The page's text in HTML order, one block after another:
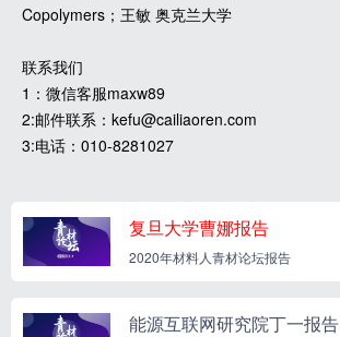
Copolymers；王敏 奥克兰大学
联系我们
1：微信客服maxw89
2:邮件联系：kefu@cailiaoren.com
3:电话：010-8281027
复旦大学曹娜报告
2020年材料人青材论坛报告
能源互联网研究院丁一报告